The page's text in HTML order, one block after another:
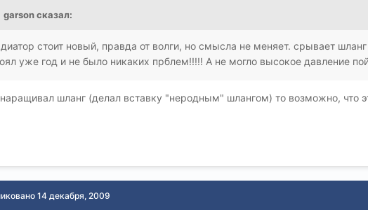
garson сказал:
стоит новый, правда от волги, но смысла не меняет. срывает
уже год и не было никаких прблем!!!!! А не могло высокое давление
шланг (делал вставку "неродным" шлангом) то возможно, что
14 декабря, 2009